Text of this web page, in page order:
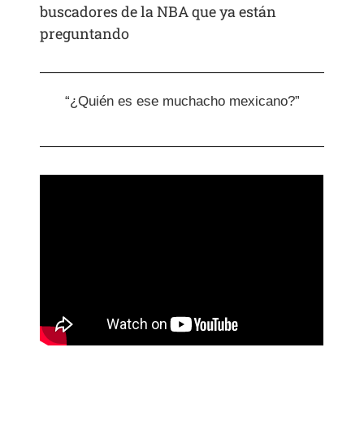
buscadores de la NBA que ya están
preguntando
“¿Quién es ese muchacho mexicano?”